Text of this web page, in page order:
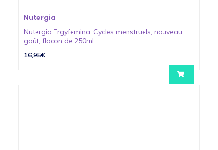
Nutergia
Nutergia Ergyfemina, Cycles menstruels, nouveau
goût, flacon de 250ml
16,95€